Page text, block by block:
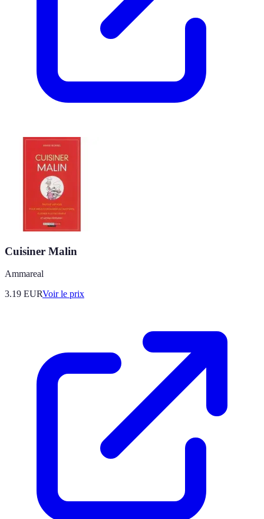
Cuisiner Malin
Ammareal
3.19 EURVoir le prix